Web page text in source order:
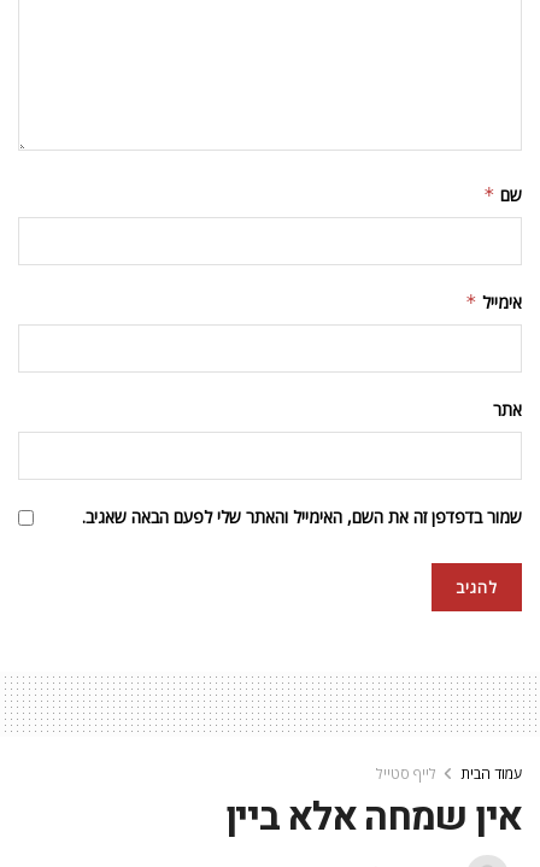
שם *
אימייל *
אתר
שמור בדפדפן זה את השם, האימייל והאתר שלי לפעם הבאה שאגיב.
עמוד הבית לייף סטייל
אין שמחה אלא ביין